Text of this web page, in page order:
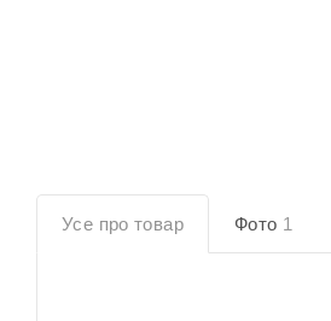
Усе про товар Фото 1